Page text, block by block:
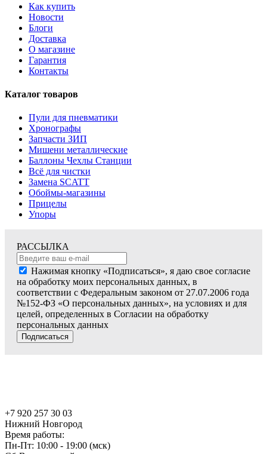
Как купить
Новости
Блоги
Доставка
О магазине
Гарантия
Контакты
Каталог товаров
Пули для пневматики
Хронографы
Запчасти ЗИП
Мишени металлические
Баллоны Чехлы Станции
Всё для чистки
Замена SCATT
Обоймы-магазины
Прицелы
Упоры
РАССЫЛКА
Нажимая кнопку «Подписаться», я даю свое согласие
на обработку моих персональных данных, в
соответствии с Федеральным законом от 27.07.2006 года
№152-ФЗ «О персональных данных», на условиях и для
целей, определенных в Согласии на обработку
персональных данных
Подписаться
+7 920 257 30 03
Нижний Новгород
Время работы:
Пн-Пт: 10:00 - 19:00 (мск)